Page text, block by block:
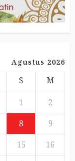
Agustus 2026
S
M
1
2
8
9
15
16